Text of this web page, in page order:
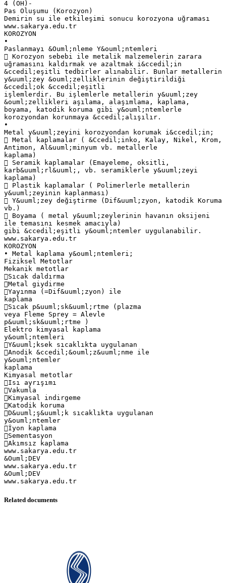
4 (OH)-
Pas Oluşumu (Korozyon)
Demirin su ile etkileşimi sonucu korozyona uğraması
www.sakarya.edu.tr
KOROZYON
•
Paslanmayı &Ouml;nleme Y&ouml;ntemleri
 Korozyon sebebi ile metalik malzemelerin zarara
uğramasını kaldırmak ve azaltmak i&ccedil;in
&ccedil;eşitli tedbirler alınabilir. Bunlar metallerin
y&uuml;zey &ouml;zelliklerinin değiştirildiği
&ccedil;ok &ccedil;eşitli
işlemlerdir. Bu işlemlerle metallerin y&uuml;zey
&ouml;zellikleri aşılama, alaşımlama, kaplama,
boyama, katodik koruma gibi y&ouml;ntemlerle
korozyondan korunmaya &ccedil;alışılır.
•
Metal y&uuml;zeyini korozyondan korumak i&ccedil;in;
 Metal kaplamalar ( &Ccedil;inko, Kalay, Nikel, Krom,
Antimon, Al&uuml;minyum vb. metallerle
kaplama)
 Seramik kaplamalar (Emayeleme, oksitli,
karb&uuml;rl&uuml;, vb. seramiklerle y&uuml;zeyi
kaplama)
 Plastik kaplamalar ( Polimerlerle metallerin
y&uuml;zeyinin kaplanması)
 Y&uuml;zey değiştirme (Dif&uuml;zyon, katodik Koruma
vb.)
 Boyama ( metal y&uuml;zeylerinin havanın oksijeni
ile temasını kesmek amacıyla)
gibi &ccedil;eşitli y&ouml;ntemler uygulanabilir.
www.sakarya.edu.tr
KOROZYON
• Metal kaplama y&ouml;ntemleri;
Fiziksel Metotlar
Mekanik metotlar
Sıcak daldırma
Metal giydirme
Yayınma (=Dif&uuml;zyon) ile
kaplama
Sıcak p&uuml;sk&uuml;rtme (plazma
veya Fleme Sprey = Alevle
p&uuml;sk&uuml;rtme )
Elektro kimyasal kaplama
y&ouml;ntemleri
Y&uuml;ksek sıcaklıkta uygulanan
Anodik &ccedil;&ouml;z&uuml;nme ile
y&ouml;ntemler
kaplama
Kimyasal metotlar
Isı ayrışımı
Vakumla
Kimyasal indirgeme
Katodik koruma
D&uuml;ş&uuml;k sıcaklıkta uygulanan
y&ouml;ntemler
İyon kaplama
Sementasyon
Akımsız kaplama
www.sakarya.edu.tr
&Ouml;DEV
www.sakarya.edu.tr
&Ouml;DEV
Related documents